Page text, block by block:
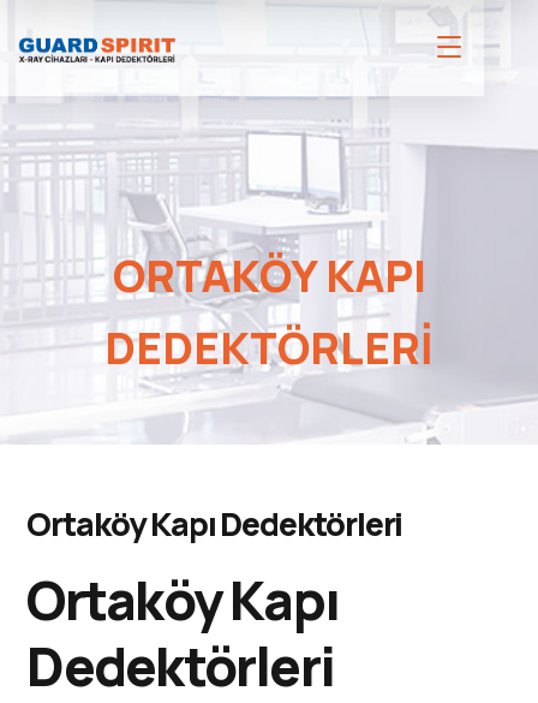
ORTAKÖY KAPI
DEDEKTÖRLERI
Ortaköy Kapı Dedektörleri
Ortaköy Kapı
Dedektörleri